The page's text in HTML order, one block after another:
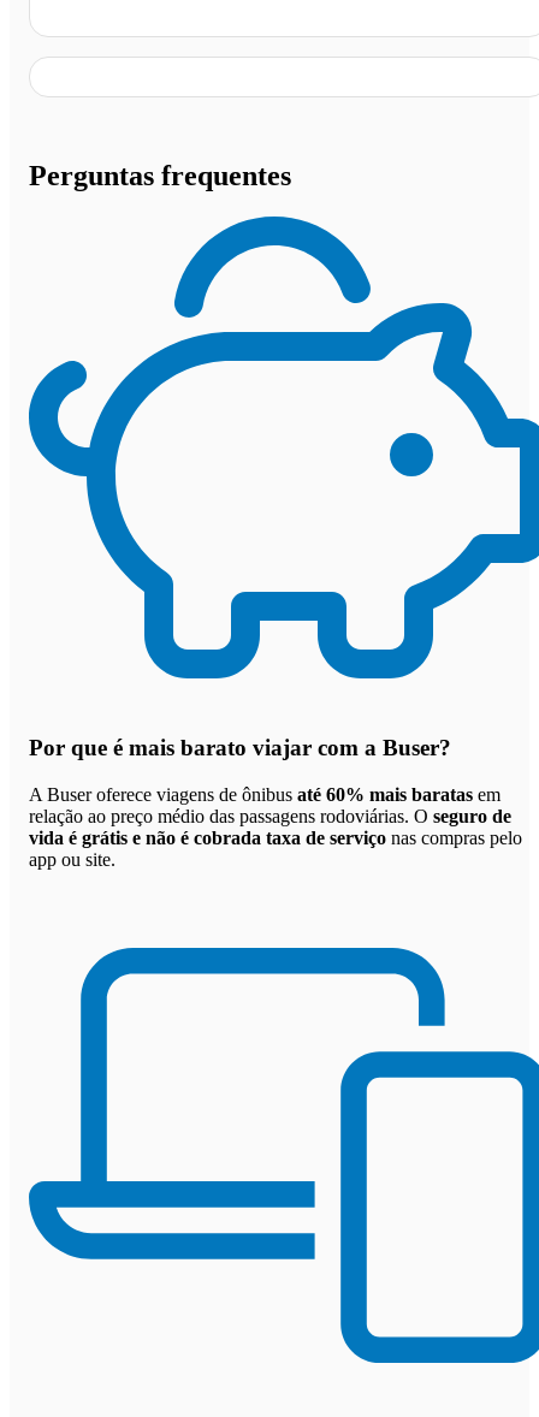
Perguntas frequentes
Por que é mais barato viajar com a Buser?
A Buser oferece viagens de ônibus até 60% mais baratas em
relação ao preço médio das passagens rodoviárias. O seguro de
vida é grátis e não é cobrada taxa de serviço nas compras pelo
app ou site.